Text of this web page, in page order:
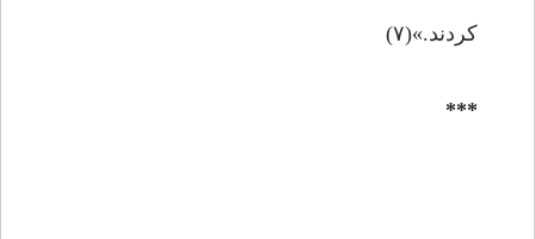
کردند.»(۷)
***